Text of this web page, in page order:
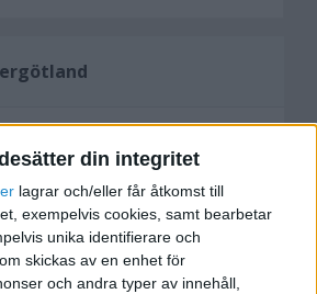
din integritet
lagrar och/eller får åtkomst till
exempelvis cookies, samt bearbetar
unika identifierare och
skickas av en enhet för
och andra typer av innehåll,
du? Är den inbetalda
den bokförda? Har du betalat
har skrivit på